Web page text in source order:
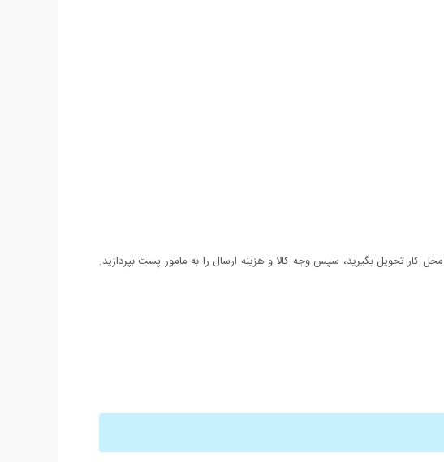
تحویل بگیرید، سپس وجه کالا و هزینه ارسال را به مامور پست بپردازید.